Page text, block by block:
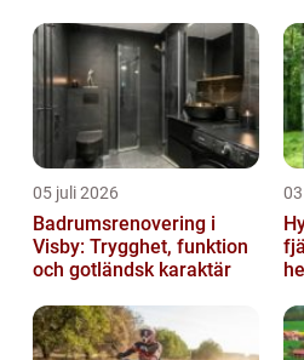
05 juli 2026
Badrumsrenovering i
Visby: Trygghet, funktion
och gotländsk karaktär